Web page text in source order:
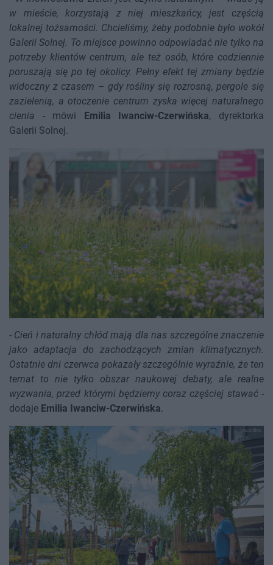
w mieście, korzystają z niej mieszkańcy, jest częścią
lokalnej tożsamości. Chcieliśmy, żeby podobnie było wokół
Galerii Solnej. To miejsce powinno odpowiadać nie tylko na
potrzeby klientów centrum, ale też osób, które codziennie
poruszają się po tej okolicy. Pełny efekt tej zmiany będzie
widoczny z czasem – gdy rośliny się rozrosną, pergole się
zazielenią, a otoczenie centrum zyska więcej naturalnego
cienia - mówi Emilia Iwanciw-Czerwińska, dyrektorka
Galerii Solnej.
- Cień i naturalny chłód mają dla nas szczególne znaczenie
jako adaptacja do zachodzących zmian klimatycznych.
Ostatnie dni czerwca pokazały szczególnie wyraźnie, że ten
temat to nie tylko obszar naukowej debaty, ale realne
wyzwania, przed którymi będziemy coraz częściej stawać-
dodaje Emilia Iwanciw-Czerwińska.